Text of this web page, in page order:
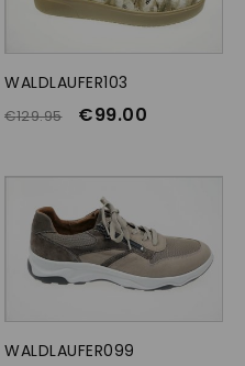
OPTIES SELECTEREN
WALDLAUFER103
€129.95 €99.00
OPTIES SELECTEREN
WALDLAUFER099